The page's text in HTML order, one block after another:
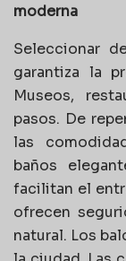
moderna
Seleccionar
garantiza la
Museos,
pasos. De
las
baños
facilitan el
ofrecen
natural. Los